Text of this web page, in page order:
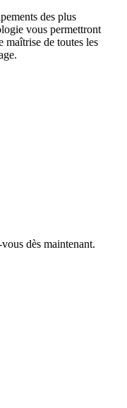
des plus
vous permettront
maîtrise de toutes les
dès maintenant.